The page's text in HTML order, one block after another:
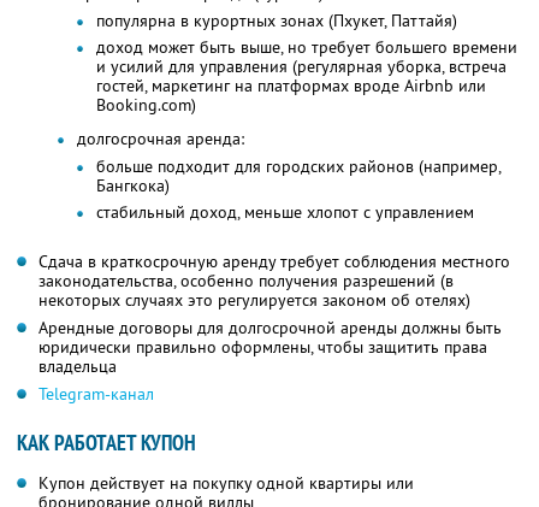
популярна в курортных зонах (Пхукет, Паттайя)
доход может быть выше, но требует большего времени
и усилий для управления (регулярная уборка, встреча
гостей, маркетинг на платформах вроде Airbnb или
Booking.com)
долгосрочная аренда:
больше подходит для городских районов (например,
Бангкока)
стабильный доход, меньше хлопот с управлением
Сдача в краткосрочную аренду требует соблюдения местного
законодательства, особенно получения разрешений (в
некоторых случаях это регулируется законом об отелях)
Арендные договоры для долгосрочной аренды должны быть
юридически правильно оформлены, чтобы защитить права
владельца
Telegram-канал
КАК РАБОТАЕТ КУПОН
Купон действует на покупку одной квартиры или
бронирование одной виллы